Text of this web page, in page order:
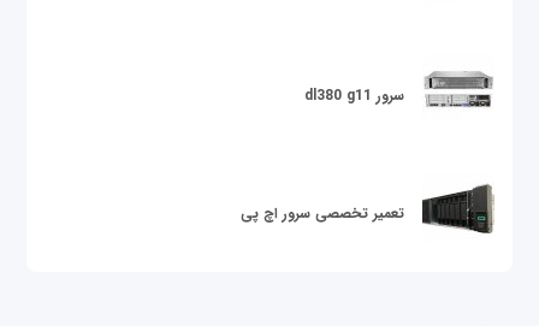
سرور dl380 g11
تعمیر تخصصی سرور اچ پی